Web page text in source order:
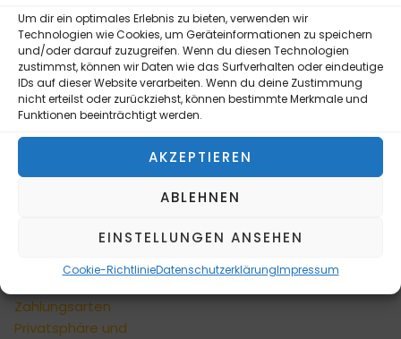
Um dir ein optimales Erlebnis zu bieten, verwenden wir
Technologien wie Cookies, um Geräteinformationen zu speichern
und/oder darauf zuzugreifen. Wenn du diesen Technologien
zustimmst, können wir Daten wie das Surfverhalten oder eindeutige
IDs auf dieser Website verarbeiten. Wenn du deine Zustimmung
nicht erteilst oder zurückziehst, können bestimmte Merkmale und
Funktionen beeinträchtigt werden.
AKZEPTIEREN
ABLEHNEN
EINSTELLUNGEN ANSEHEN
Cookie-RichtlinieDatenschutzerklärungImpressum
Datenschutzerklärung regelmäßig und jederzeit
widerruflich Informationen zu Ihrem Produktsortiment
per E-Mail zu.
NEWSLETTER ABONNIEREN
INFORMATIONEN
Kontaktformular
Zahlungsarten
Privatsphäre und